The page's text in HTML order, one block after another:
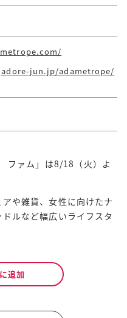
jun.jp/adametrope/
ファム」は8/18（火）よ
や雑貨、女性に向けたナ
ルなど幅広いライフスタ
追加